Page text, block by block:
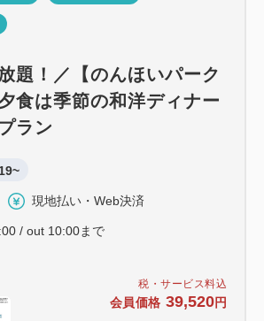
税・サービス料込
会員価格 39,520円
題！／【のんほいパーク
食は季節の和洋ディナー
ラン
現地払い・Web決済
/ out 10:00まで